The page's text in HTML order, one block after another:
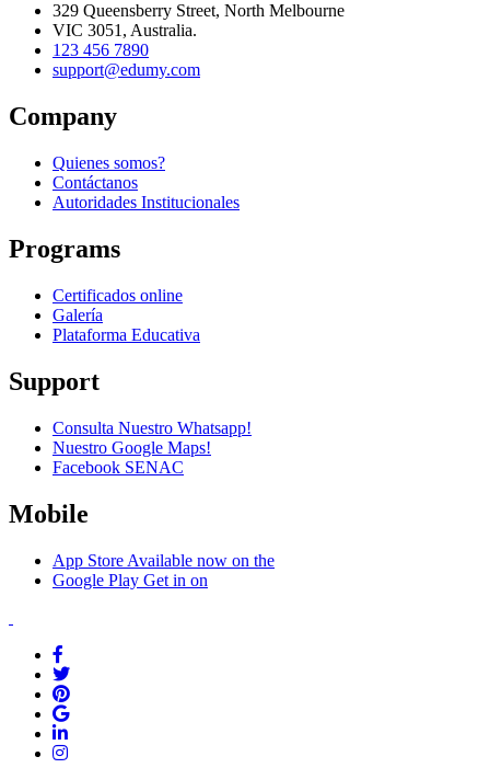
329 Queensberry Street, North Melbourne
VIC 3051, Australia.
123 456 7890
support@edumy.com
Company
Quienes somos?
Contáctanos
Autoridades Institucionales
Programs
Certificados online
Galería
Plataforma Educativa
Support
Consulta Nuestro Whatsapp!
Nuestro Google Maps!
Facebook SENAC
Mobile
App Store Available now on the
Google Play Get in on